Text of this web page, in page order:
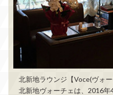
北新地ラウンジ【Voce(ヴォー
北新地ヴォーチェは、2016